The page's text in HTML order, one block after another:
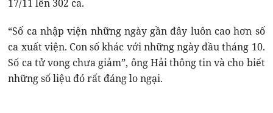
17/11 lên 302 ca.
“Số ca nhập viện những ngày gần đây luôn cao hơn số
ca xuất viện. Con số khác với những ngày đầu tháng 10.
Số ca tử vong chưa giảm”, ông Hải thông tin và cho biết
những số liệu đó rất đáng lo ngại.